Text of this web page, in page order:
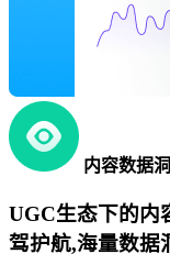
内容数据
UGC生态下的内
驾护航,海量数据